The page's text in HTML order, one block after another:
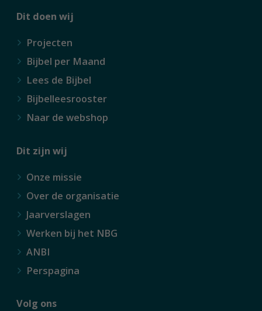
Dit doen wij
Projecten
Bijbel per Maand
Lees de Bijbel
Bijbelleesrooster
Naar de webshop
Dit zijn wij
Onze missie
Over de organisatie
Jaarverslagen
Werken bij het NBG
ANBI
Perspagina
Volg ons